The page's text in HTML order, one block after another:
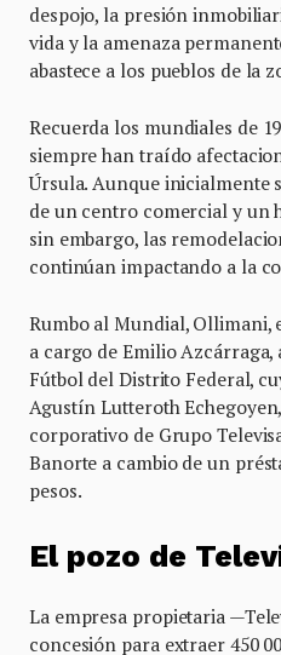
despojo, la presión
vida y la amenaza
abastece a los pueblos de la
Recuerda los mundiales de
siempre han traído
Úrsula. Aunque inicialmente
de un centro comercial y un
sin embargo, las
continúan impactando a la
Rumbo al Mundial,
a cargo de Emilio Azcárraga,
Fútbol del Distrito Federal,
Agustín Lutteroth
corporativo de Grupo
Banorte a cambio de un
pesos.
El pozo de
La empresa propietaria
concesión para extraer 450